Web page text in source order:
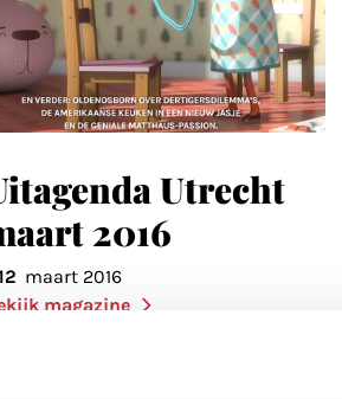
Utrecht
2016
maart 2016
magazine